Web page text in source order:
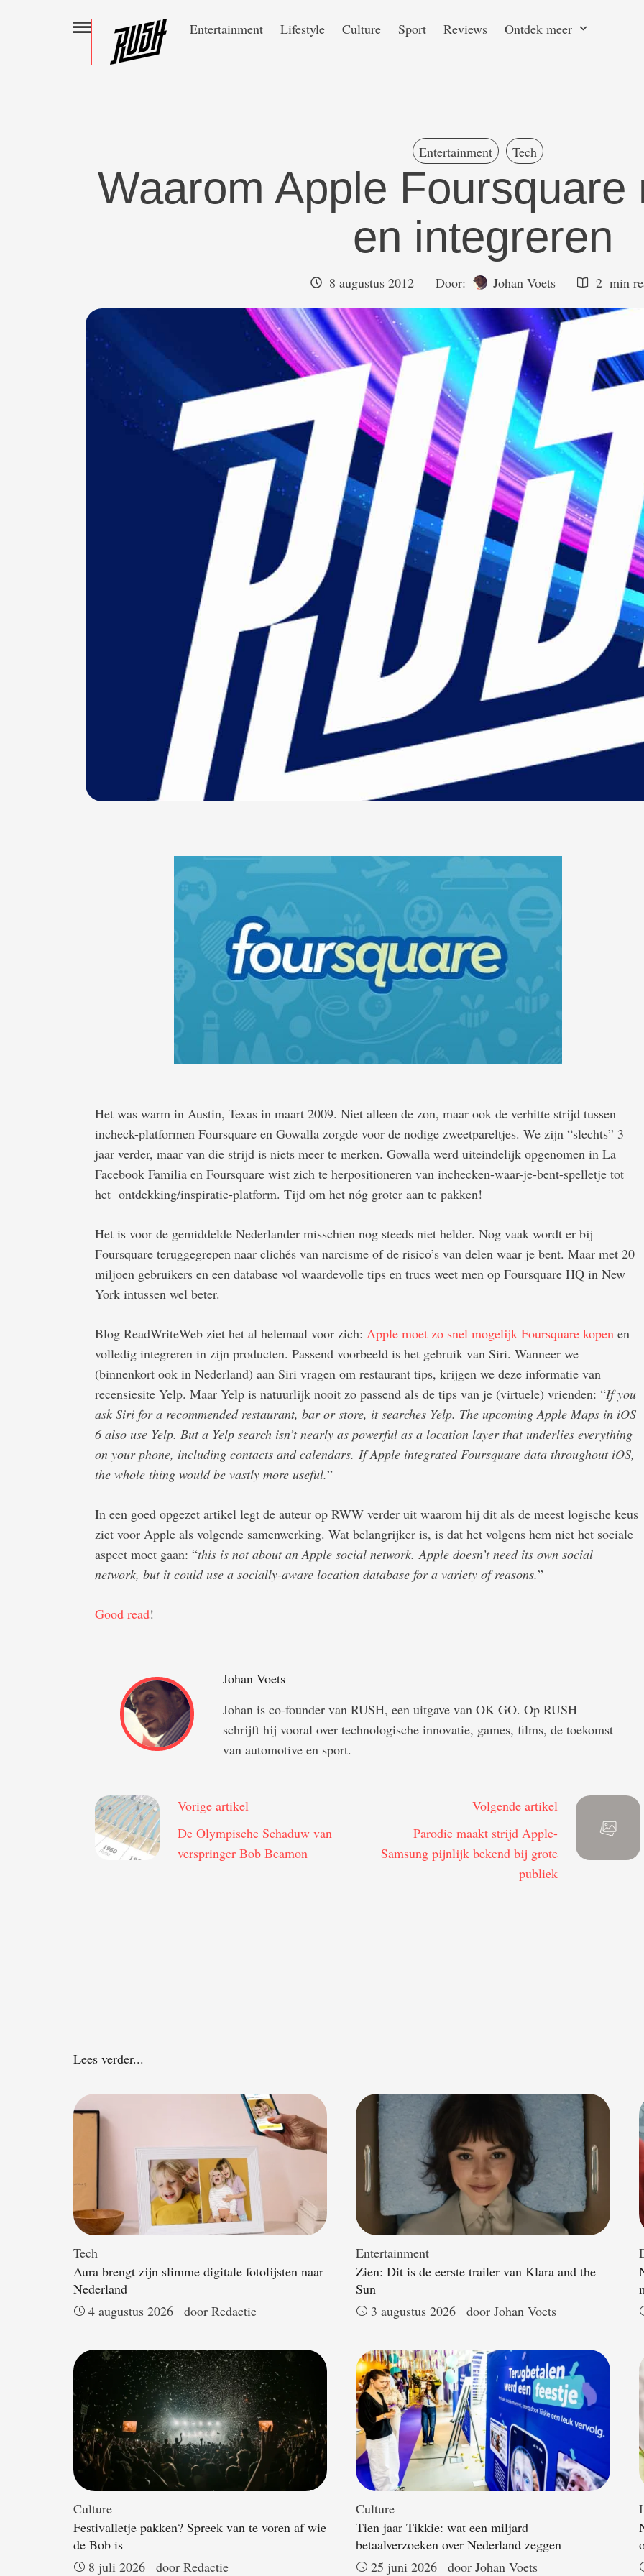
Entertainment Lifestyle Culture Sport Reviews Ontdek meer
Entertainment Tech
Waarom Apple Foursquare
en integreren
8 augustus 2012 Door: Johan Voets 2 min
Het was warm in Austin, Texas in maart 2009. Niet alleen de zon, maar ook de verhitte strijd tussen
incheck-platformen Foursquare en Gowalla zorgde voor de nodige zweetpareltjes. We zijn “slechts” 3
jaar verder, maar van die strijd is niets meer te merken. Gowalla werd uiteindelijk opgenomen in La
Facebook Familia en Foursquare wist zich te herpositioneren van inchecken-waar-je-bent-spelletje tot
het ontdekking/inspiratie-platform. Tijd om het nóg groter aan te pakken!
Het is voor de gemiddelde Nederlander misschien nog steeds niet helder. Nog vaak wordt er bij
Foursquare teruggegrepen naar clichés van narcisme of de risico’s van delen waar je bent. Maar met 20
miljoen gebruikers en een database vol waardevolle tips en trucs weet men op Foursquare HQ in New
York intussen wel beter.
Blog ReadWriteWeb ziet het al helemaal voor zich: Apple moet zo snel mogelijk Foursquare kopen en
volledig integreren in zijn producten. Passend voorbeeld is het gebruik van Siri. Wanneer we
(binnenkort ook in Nederland) aan Siri vragen om restaurant tips, krijgen we deze informatie van
recensiesite Yelp. Maar Yelp is natuurlijk nooit zo passend als de tips van je (virtuele) vrienden: “If you
ask Siri for a recommended restaurant, bar or store, it searches Yelp. The upcoming Apple Maps in iOS
6 also use Yelp. But a Yelp search isn’t nearly as powerful as a location layer that underlies everything
on your phone, including contacts and calendars. If Apple integrated Foursquare data throughout iOS,
the whole thing would be vastly more useful.”
In een goed opgezet artikel legt de auteur op RWW verder uit waarom hij dit als de meest logische keus
ziet voor Apple als volgende samenwerking. Wat belangrijker is, is dat het volgens hem niet het sociale
aspect moet gaan: “this is not about an Apple social network. Apple doesn’t need its own social
network, but it could use a socially-aware location database for a variety of reasons.”
Good read!
Johan Voets
Johan is co-founder van RUSH, een uitgave van OK GO. Op RUSH
schrijft hij vooral over technologische innovatie, games, films, de toekomst
van automotive en sport.
Vorige artikel
De Olympische Schaduw van
verspringer Bob Beamon
Volgende artikel
Parodie maakt strijd Apple-
Samsung pijnlijk bekend bij grote
publiek
Lees verder...
Tech
Aura brengt zijn slimme digitale fotolijsten naar
Nederland
4 augustus 2026
door Redactie
Entertainment
Zien: Dit is de eerste trailer van Klara and the
Sun
3 augustus 2026
door Johan Voets
Culture
Festivalletje pakken? Spreek van te voren af wie
de Bob is
8 juli 2026
door Redactie
Culture
Tien jaar Tikkie: wat een miljard
betaalverzoeken over Nederland zeggen
25 juni 2026
door Johan Voets